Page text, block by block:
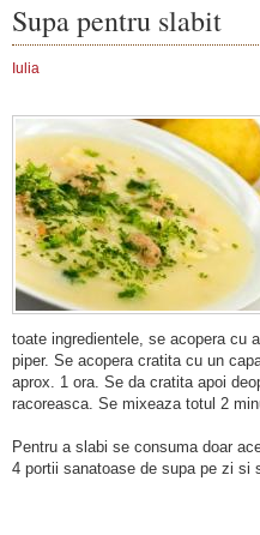
Supa pentru slabit
Iulia
toate ingredientele, se acopera cu
piper. Se acopera cratita cu un
aprox. 1 ora. Se da cratita apoi
racoreasca. Se mixeaza totul 2
Pentru a slabi se consuma doar
4 portii sanatoase de supa pe zi si